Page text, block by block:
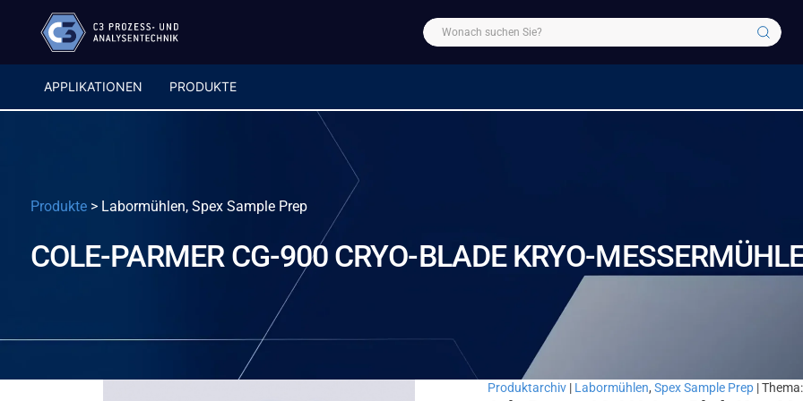
APPLIKATIONEN PRODUKTE
Produkte >Labormühlen, Spex Sample Prep
COLE-PARMER CG-900 CRYO-BLADE KRYO-
Produktarchiv | Labormühlen,Spex Sample Prep |